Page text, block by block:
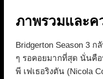
ภาพรวมและค
Bridgerton Season 3
ๆ รอคอยมากที่สุด นั่นคือ
พี เฟเธอริงตัน (Nicola